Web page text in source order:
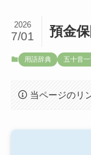
預金
2026
7/01
用語辞典 五十音
当ページのリ